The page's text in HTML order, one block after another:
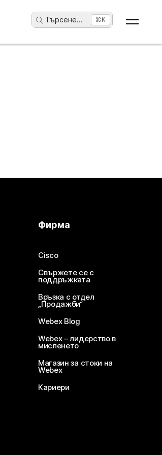
Търсене... ⌘K
Фирма
Cisco
Свържете се с
поддръжката
Връзка с отдел
„Продажби“
Webex Blog
Webex – лидерство в
мисленето
Магазин за стоки на
Webex
Кариери